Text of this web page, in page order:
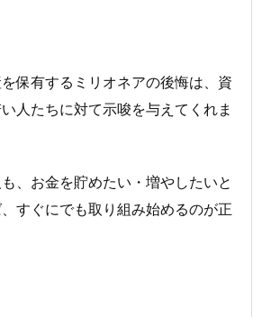
保有するミリオネアの後悔は、資
人たちに対て示唆を与えてくれま
、お金を貯めたい・増やしたいと
すぐにでも取り組み始めるのが正